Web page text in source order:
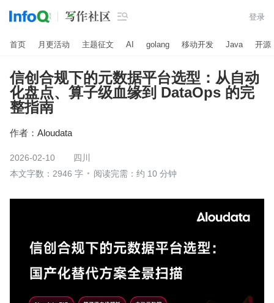
 登录
首页 月更活动 主题征文 AI golang 移动开发 Java 开源
信创合规下的元数据平台选型：从自动
化盘点、算子级血缘到 DataOps 的完
整指南
作者： Aloudata
2026-02-10
四川
本文字数：2946 字
阅读完需：约 10 分钟